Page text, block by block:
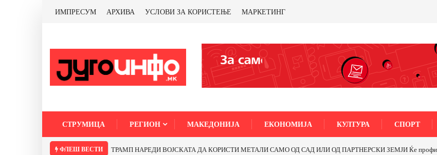
ИМПРЕСУМ АРХИВА УСЛОВИ ЗА КОРИСТЕЊЕ МАРКЕТИНГ
СТРУМИЦА РЕГИОН МАКЕДОНИЈА ЕКОНОМИЈА КУЛТУРА СПОРТ
ФЛЕШ ВЕСТИ
од Иловица и со антимонот?Почнува реконструкцијата на улицата „5-ти Ноември“ во Струмица